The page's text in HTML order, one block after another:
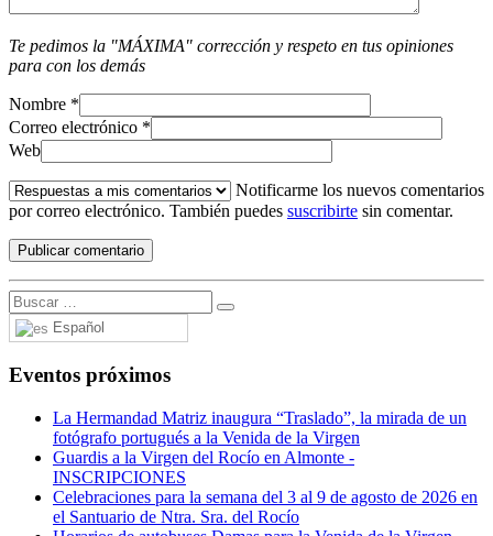
Te pedimos la "MÁXIMA" corrección y respeto en tus opiniones
para con los demás
Nombre *
Correo electrónico *
Web
Notificarme los nuevos comentarios
por correo electrónico. También puedes suscribirte sin comentar.
Español
Eventos próximos
La Hermandad Matriz inaugura “Traslado”, la mirada de un
fotógrafo portugués a la Venida de la Virgen
Guardis a la Virgen del Rocío en Almonte -
INSCRIPCIONES
Celebraciones para la semana del 3 al 9 de agosto de 2026 en
el Santuario de Ntra. Sra. del Rocío